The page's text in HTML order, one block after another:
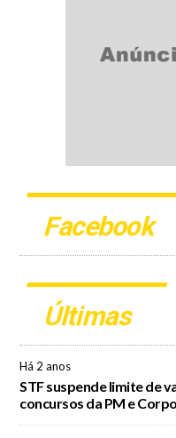
Facebook
Últimas
Há 2 anos
STF suspende limite de
concursos da PM e